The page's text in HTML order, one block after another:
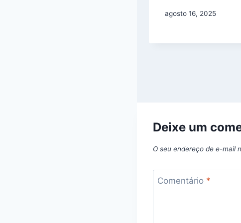
agosto 16, 2025
Deixe um
O seu endereço de e-mail
Comentário *